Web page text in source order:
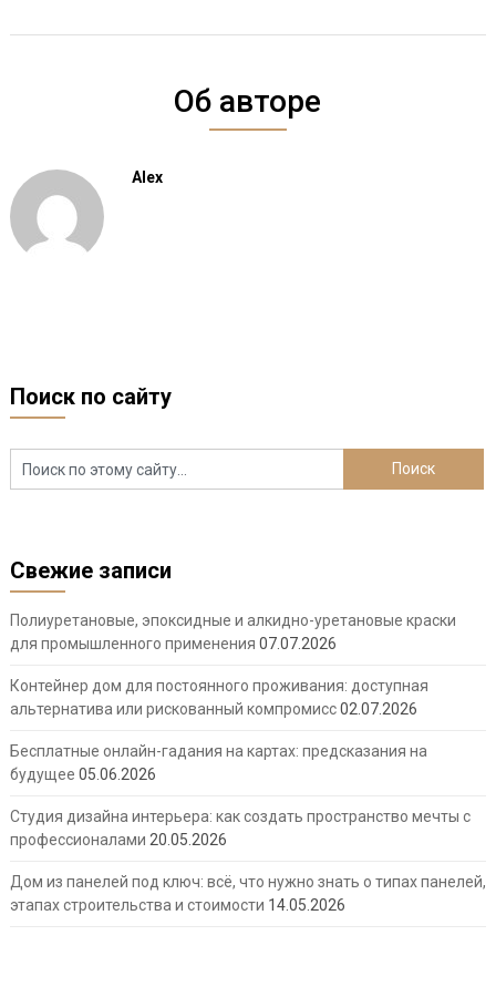
Об авторе
Alex
Поиск по сайту
Свежие записи
Полиуретановые, эпоксидные и алкидно-уретановые краски
для промышленного применения 07.07.2026
Контейнер дом для постоянного проживания: доступная
альтернатива или рискованный компромисс02.07.2026
Бесплатные онлайн-гадания на картах: предсказания на
будущее 05.06.2026
Студия дизайна интерьера: как создать пространство мечты с
профессионалами 20.05.2026
Дом из панелей под ключ: всё, что нужно знать о типах панелей,
этапах строительства и стоимости 14.05.2026